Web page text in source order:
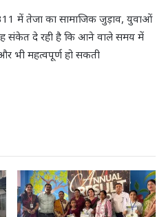
में तेजा का सामाजिक जुड़ाव, युवाओं
संकेत दे रही है कि आने वाले समय में
भी महत्वपूर्ण हो सकती